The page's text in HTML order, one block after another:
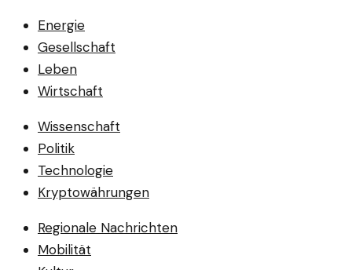
Energie
Gesellschaft
Leben
Wirtschaft
Wissenschaft
Politik
Technologie
Kryptowährungen
Regionale Nachrichten
Mobilität